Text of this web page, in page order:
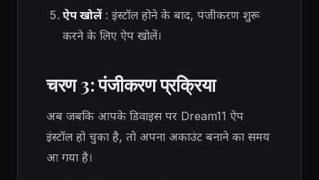
ऐप खोलें: इंस्टॉल होने के बाद, पंजीकरण शुरू
करने के लिए ऐप खोलें।
चरण 3: पंजीकरण प्रक्रिया
अब जबकि आपके डिवाइस पर Dream11 ऐप
इंस्टॉल हो चुका है, तो अपना अकाउंट बनाने का समय
आ गया है।